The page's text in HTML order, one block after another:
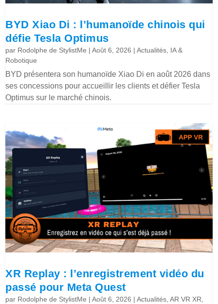
BYD Xiao Di : l’humanoïde chinois qui
défie Tesla Optimus
par Rodolphe de StylistMe |Août 6, 2026 |Actualités IA &
Robotique
BYD présentera son humanoïde Xiao Di en août 2026 dans
ses concessions pour accueillir les clients et défier Tesla
Optimus sur le marché chinois.
XR Replay : l’enregistrement vidéo du
passé pour Meta Quest
par Rodolphe de StylistMe |Août 6, 2026 |Actualités ,AR VR XR